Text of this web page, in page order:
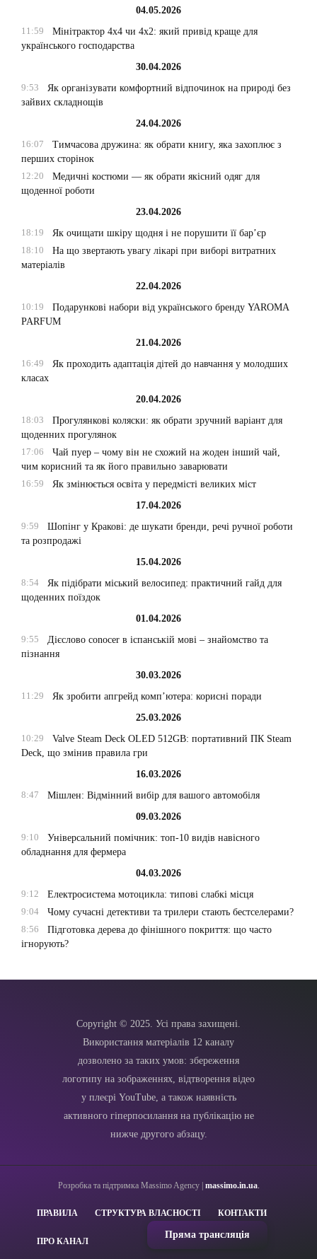
04.05.2026
11:59
Мінітрактор 4х4 чи 4х2: який привід краще для
українського господарства
30.04.2026
9:53
Як організувати комфортний відпочинок на природі без
зайвих складнощів
24.04.2026
16:07
Тимчасова дружина: як обрати книгу, яка захоплює з
перших сторінок
12:20
Медичні костюми — як обрати якісний одяг для
щоденної роботи
23.04.2026
18:19
Як очищати шкіру щодня і не порушити її бар’єр
18:10
На що звертають увагу лікарі при виборі витратних
матеріалів
22.04.2026
10:19
Подарункові набори від українського бренду YAROMA
PARFUM
21.04.2026
16:49
Як проходить адаптація дітей до навчання у молодших
класах
20.04.2026
18:03
Прогулянкові коляски: як обрати зручний варіант для
щоденних прогулянок
17:06
Чай пуер – чому він не схожий на жоден інший чай,
чим корисний та як його правильно заварювати
16:59
Як змінюється освіта у передмісті великих міст
17.04.2026
9:59
Шопінг у Кракові: де шукати бренди, речі ручної роботи
та розпродажі
15.04.2026
8:54
Як підібрати міський велосипед: практичний гайд для
щоденних поїздок
01.04.2026
9:55
Дієслово conocer в іспанській мові – знайомство та
пізнання
30.03.2026
11:29
Як зробити апгрейд комп’ютера: корисні поради
25.03.2026
10:29
Valve Steam Deck OLED 512GB: портативний ПК Steam
Deck, що змінив правила гри
16.03.2026
8:47
Мішлен: Відмінний вибір для вашого автомобіля
09.03.2026
9:10
Універсальний помічник: топ-10 видів навісного
обладнання для фермера
04.03.2026
9:12
Електросистема мотоцикла: типові слабкі місця
9:04
Чому сучасні детективи та трилери стають бестселерами?
8:56
Підготовка дерева до фінішного покриття: що часто
ігнорують?
Copyright © 2025. Усі права захищені.
Використання матеріалів 12 каналу
дозволено за таких умов: збереження
логотипу на зображеннях, відтворення відео
у плеєрі YouTube, а також наявність
активного гіперпосилання на публікацію не
нижче другого абзацу.
Розробка та підтримка Massimo Agency | massimo.in.ua.
ПРАВИЛА СТРУКТУРА ВЛАСНОСТІ КОНТАКТИ
ПРО КАНАЛ
Пряма трансляція